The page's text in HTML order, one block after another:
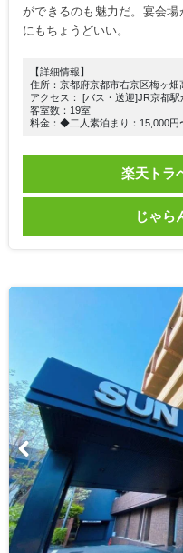
ができるのも魅力だ。宴会
にもちょうどいい。
【詳細情報】
住所：京都府京都市右京区梅ヶ畑
アクセス： [バス・送迎]JR京都
客室数：19室
料金：◆二人素泊まり：15,000円
楽天トラ
じゃら